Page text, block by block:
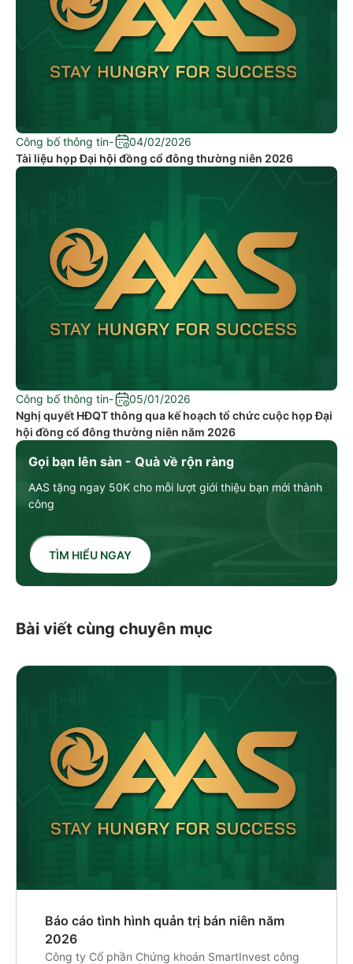
Gọi bạn lên sàn - Quà về rộn ràng
AAS tặng ngay 50K cho mỗi lượt giới thiệu bạn mới thành
công
TÌM HIỂU NGAY
Công bố thông tin-
04/02/2026
Tài liệu họp Đại hội đồng cổ đông thường niên 2026
Công bố thông tin-
05/01/2026
Nghị quyết HĐQT thông qua kế hoạch tổ chức cuộc họp Đại
hội đồng cổ đông thường niên năm 2026
Bài viết cùng chuyên mục
Báo cáo tình hình quản trị bán niên năm
2026
Công ty Cổ phần Chứng khoán SmartInvest công